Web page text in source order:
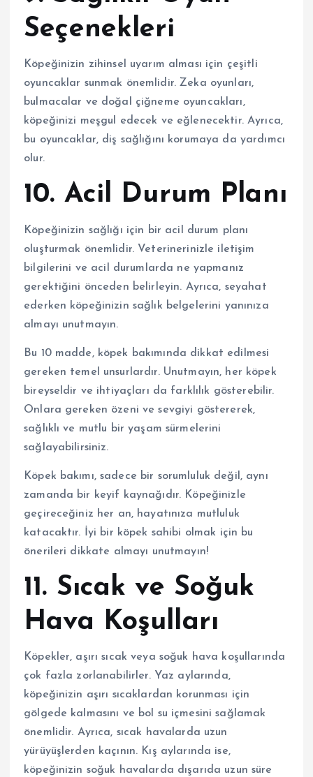
Seçenekleri
Köpeğinizin zihinsel uyarım alması için çeşitli
oyuncaklar sunmak önemlidir. Zeka oyunları,
bulmacalar ve doğal çiğneme oyuncakları,
köpeğinizi meşgul edecek ve eğlenecektir. Ayrıca,
bu oyuncaklar, diş sağlığını korumaya da yardımcı
olur.
10. Acil Durum Planı
Köpeğinizin sağlığı için bir acil durum planı
oluşturmak önemlidir. Veterinerinizle iletişim
bilgilerini ve acil durumlarda ne yapmanız
gerektiğini önceden belirleyin. Ayrıca, seyahat
ederken köpeğinizin sağlık belgelerini yanınıza
almayı unutmayın.
Bu 10 madde, köpek bakımında dikkat edilmesi
gereken temel unsurlardır. Unutmayın, her köpek
bireyseldir ve ihtiyaçları da farklılık gösterebilir.
Onlara gereken özeni ve sevgiyi göstererek,
sağlıklı ve mutlu bir yaşam sürmelerini
sağlayabilirsiniz.
Köpek bakımı, sadece bir sorumluluk değil, aynı
zamanda bir keyif kaynağıdır. Köpeğinizle
geçireceğiniz her an, hayatınıza mutluluk
katacaktır. İyi bir köpek sahibi olmak için bu
önerileri dikkate almayı unutmayın!
11. Sıcak ve Soğuk
Hava Koşulları
Köpekler, aşırı sıcak veya soğuk hava koşullarında
çok fazla zorlanabilirler. Yaz aylarında,
köpeğinizin aşırı sıcaklardan korunması için
gölgede kalmasını ve bol su içmesini sağlamak
önemlidir. Ayrıca, sıcak havalarda uzun
yürüyüşlerden kaçının. Kış aylarında ise,
köpeğinizin soğuk havalarda dışarıda uzun süre